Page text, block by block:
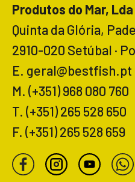
Produtos do Mar, Lda
Quinta da Glória,
2910-020 Setúbal ·
E. geral@bestfish.pt
M. (+351) 968 080 760
T. (+351) 265 528 650
F. (+351) 265 528 659